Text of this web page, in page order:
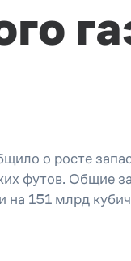
о росте
футов. Общие
151 млрд